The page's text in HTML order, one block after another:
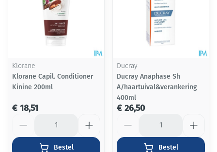
Klorane
Klorane Capil. Conditioner
Kinine 200ml
€ 18,51
Bestel
Ducray
Ducray Anaphase Sh
A/haartuival&verankering
400ml
€ 26,50
Bestel